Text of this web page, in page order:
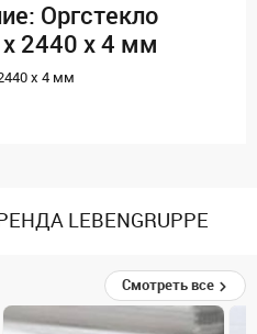
Оргстекло
2440 х 4 мм
х 4 мм
LEBENGRUPPE
Смотреть все